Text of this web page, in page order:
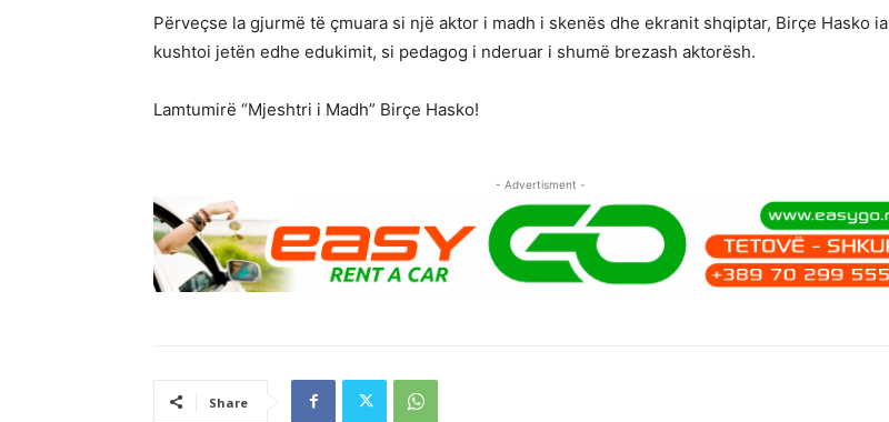
Përveçse la gjurmë të çmuara si një aktor i madh i skenës dhe ekranit shqiptar, Birçe Hasko ia
kushtoi jetën edhe edukimit, si pedagog i nderuar i shumë brezash aktorësh.
Lamtumirë “Mjeshtri i Madh” Birçe Hasko!
- Advertisment -
Share